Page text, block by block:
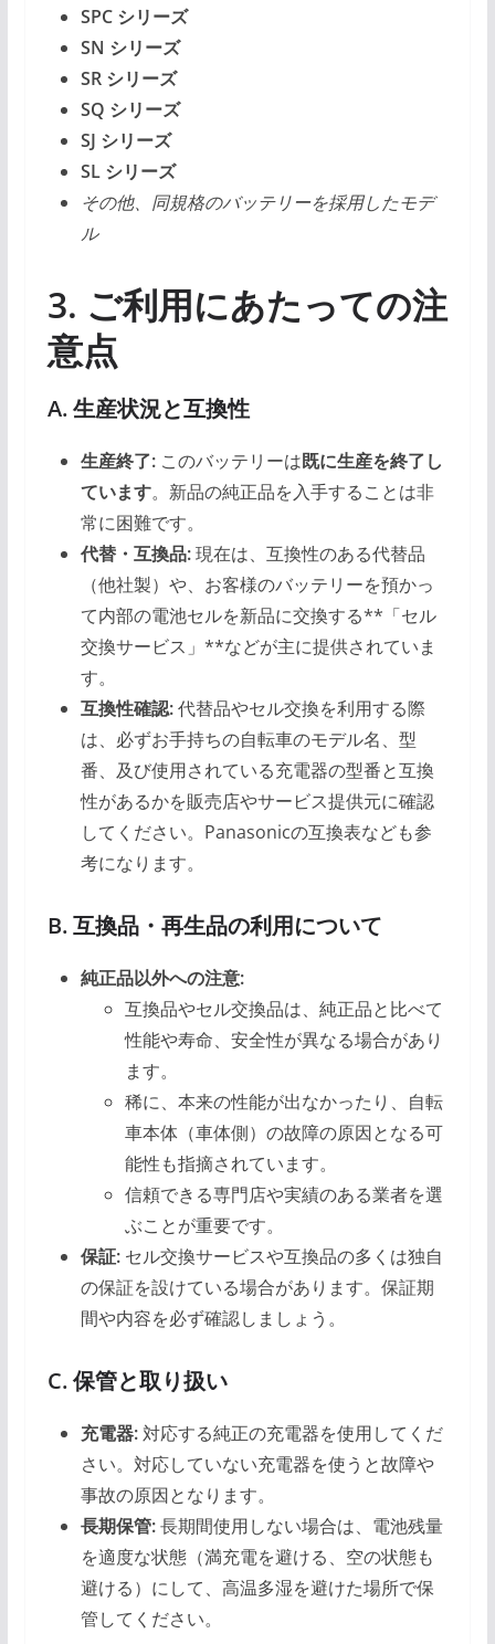
SPC シリーズ
SN シリーズ
SR シリーズ
SQ シリーズ
SJ シリーズ
SL シリーズ
その他、同規格のバッテリーを採用したモデ
ル
3. ご利用にあたっての注
意点
A. 生産状況と互換性
生産終了:このバッテリーは既に生産を終了し
ています。新品の純正品を入手することは非
常に困難です。
代替・互換品:現在は、互換性のある代替品
（他社製）や、お客様のバッテリーを預かっ
て内部の電池セルを新品に交換する**「セル
交換サービス」**などが主に提供されていま
す。
互換性確認:代替品やセル交換を利用する際
は、必ずお手持ちの自転車のモデル名、型
番、及び使用されている充電器の型番と互換
性があるかを販売店やサービス提供元に確認
してください。Panasonicの互換表なども参
考になります。
B. 互換品・再生品の利用について
純正品以外への注意:
互換品やセル交換品は、純正品と比べて
性能や寿命、安全性が異なる場合があり
ます。
稀に、本来の性能が出なかったり、自転
車本体（車体側）の故障の原因となる可
能性も指摘されています。
信頼できる専門店や実績のある業者を選
ぶことが重要です。
保証:セル交換サービスや互換品の多くは独自
の保証を設けている場合があります。保証期
間や内容を必ず確認しましょう。
C. 保管と取り扱い
充電器:対応する純正の充電器を使用してくだ
さい。対応していない充電器を使うと故障や
事故の原因となります。
長期保管:長期間使用しない場合は、電池残量
を適度な状態（満充電を避ける、空の状態も
避ける）にして、高温多湿を避けた場所で保
管してください。